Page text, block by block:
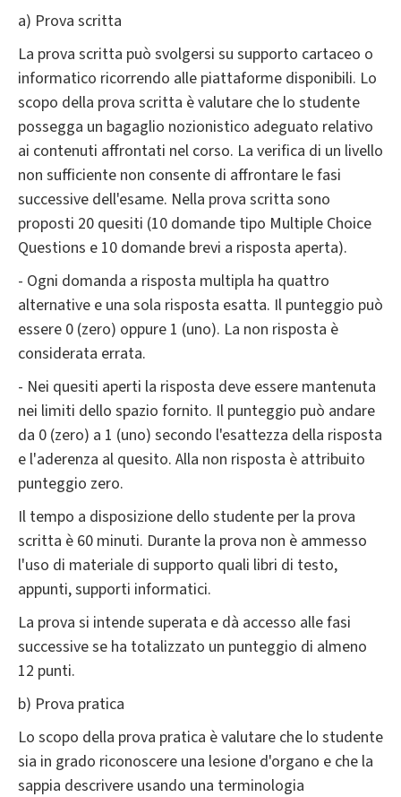
a) Prova scritta
La prova scritta può svolgersi su supporto cartaceo o
informatico ricorrendo alle piattaforme disponibili. Lo
scopo della prova scritta è valutare che lo studente
possegga un bagaglio nozionistico adeguato relativo
ai contenuti affrontati nel corso. La verifica di un livello
non sufficiente non consente di affrontare le fasi
successive dell'esame. Nella prova scritta sono
proposti 20 quesiti (10 domande tipo Multiple Choice
Questions e 10 domande brevi a risposta aperta).
- Ogni domanda a risposta multipla ha quattro
alternative e una sola risposta esatta. Il punteggio può
essere 0 (zero) oppure 1 (uno). La non risposta è
considerata errata.
- Nei quesiti aperti la risposta deve essere mantenuta
nei limiti dello spazio fornito. Il punteggio può andare
da 0 (zero) a 1 (uno) secondo l'esattezza della risposta
e l'aderenza al quesito. Alla non risposta è attribuito
punteggio zero.
Il tempo a disposizione dello studente per la prova
scritta è 60 minuti. Durante la prova non è ammesso
l'uso di materiale di supporto quali libri di testo,
appunti, supporti informatici.
La prova si intende superata e dà accesso alle fasi
successive se ha totalizzato un punteggio di almeno
12 punti.
b) Prova pratica
Lo scopo della prova pratica è valutare che lo studente
sia in grado riconoscere una lesione d'organo e che la
sappia descrivere usando una terminologia